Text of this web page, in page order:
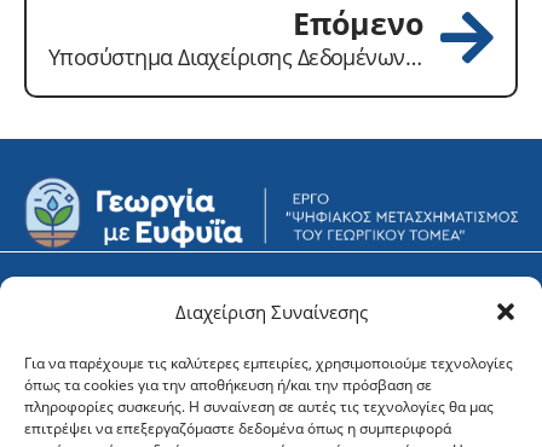
Διαχείριση Συναίνεσης
Για να παρέχουμε τις καλύτερες εμπειρίες, χρησιμοποιούμε τεχνολογίες
όπως τα cookies για την αποθήκευση ή/και την πρόσβαση σε
πληροφορίες συσκευής. Η συναίνεση σε αυτές τις τεχνολογίες θα μας
επιτρέψει να επεξεργαζόμαστε δεδομένα όπως η συμπεριφορά
Επόμενο
Υποσύστημα Διαχείρισης Δεδομένων Τηλεπισκόπησης
Υποστήριξη
Φορείς
Newsletter